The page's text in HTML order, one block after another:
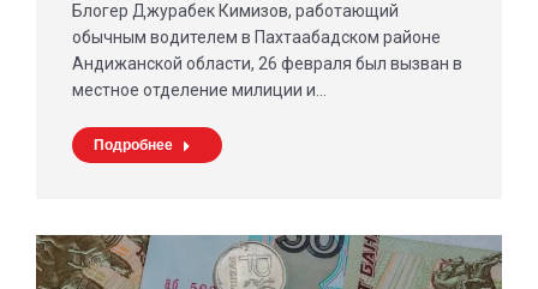
Блогер Джурабек Кимизов, работающий
обычным водителем в Пахтаабадском районе
Андижанской области, 26 февраля был вызван в
местное отделение милиции и…
Подробнее